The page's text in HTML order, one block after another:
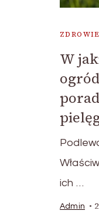
ZDROWIE
W
ich …
Admin